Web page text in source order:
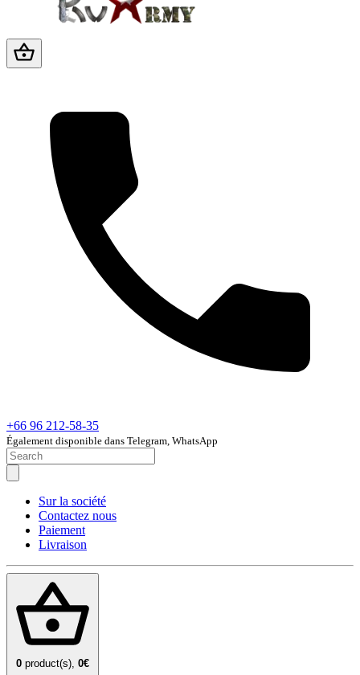
+66 96 212-58-35
Également disponible dans Telegram, WhatsApp
Sur la société
Contactez nous
Paiement
Livraison
0 product(s), 0€